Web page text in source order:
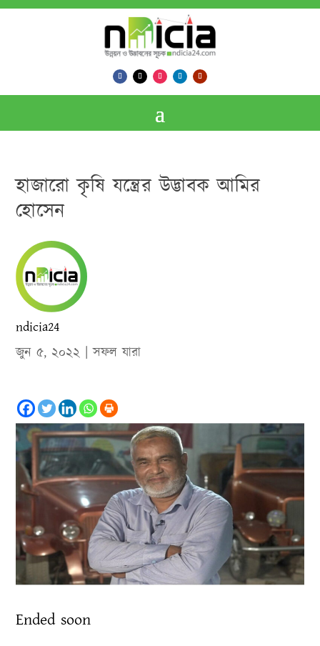
হাজারো কৃষি যন্ত্রের উদ্ভাবক আমির
হোসেন
ndicia24
জুন ৫, ২০২২ |সফল যারা
Ended soon